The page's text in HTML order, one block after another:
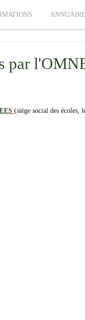
ANNUAIRE
par
(siège social des écoles,